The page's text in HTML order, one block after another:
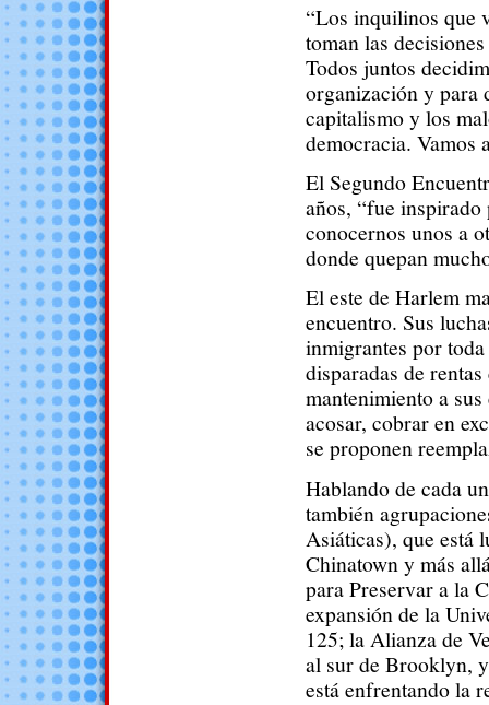
“Los inquilinos que
toman las
Todos juntos
organización y para
capitalismo y los
democracia. Vamos
El Segundo
años, “fue inspirado
conocernos unos a
donde quepan
El este de Harlem
encuentro. Sus
inmigrantes por
disparadas de
mantenimiento a
acosar, cobrar en
se proponen
Hablando de cada
también
Asiáticas), que está
Chinatown y más
para Preservar a la
expansión de la
125; la Alianza de
al sur de Brooklyn,
está enfrentando la